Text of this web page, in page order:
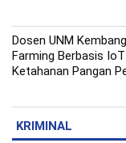
Dosen UNM
Farming Berbasis
Ketahanan Pangan
KRIMINAL